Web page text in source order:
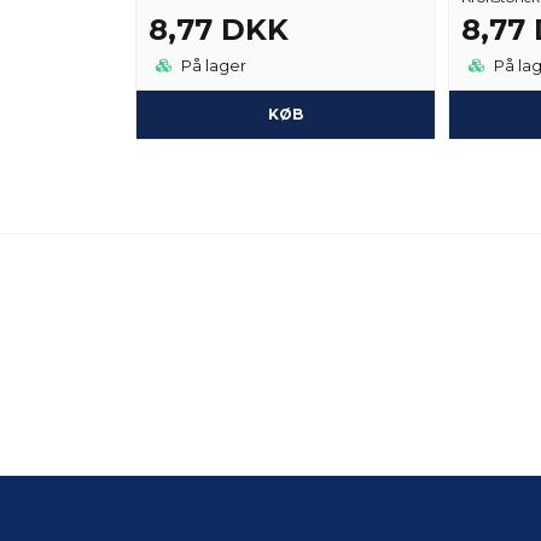
8,77 DKK
På lager
KØB
8,77
På